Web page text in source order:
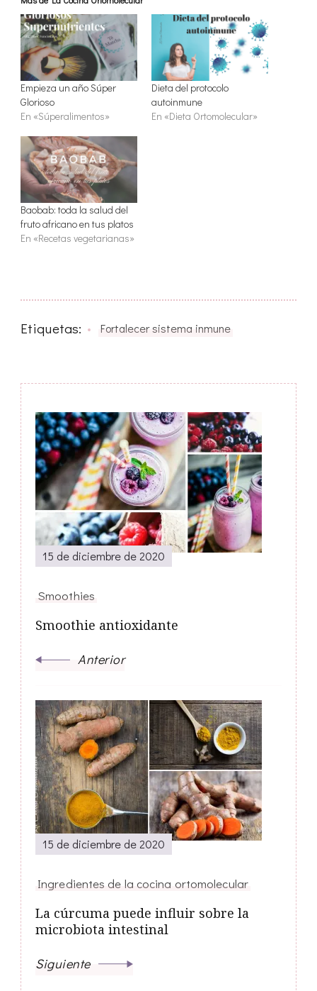
Empieza un año Súper
Glorioso
En «Súperalimentos»
Dieta del protocolo
autoinmune
En «Dieta Ortomolecular»
Baobab: toda la salud del
fruto africano en tus platos
En «Recetas vegetarianas»
Etiquetas: Fortalecer sistema inmune
Navegación
de
entradas
15 de diciembre de 2020
Smoothies
Smoothie antioxidante
Anterior
15 de diciembre de 2020
Ingredientes de la cocina ortomolecular
La cúrcuma puede influir sobre la
microbiota intestinal
Siguiente